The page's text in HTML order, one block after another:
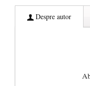
Despre autor